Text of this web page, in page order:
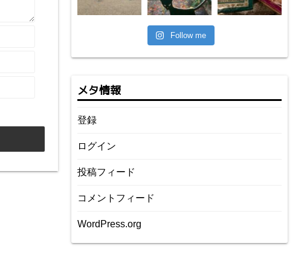
Follow me
メタ情報
登録
ログイン
投稿フィード
コメントフィード
WordPress.org